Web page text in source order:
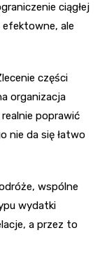
ciągłej
efektowne, ale
części
organizacja
poprawić
nie da się łatwo
wspólne
wydatki
a przez to